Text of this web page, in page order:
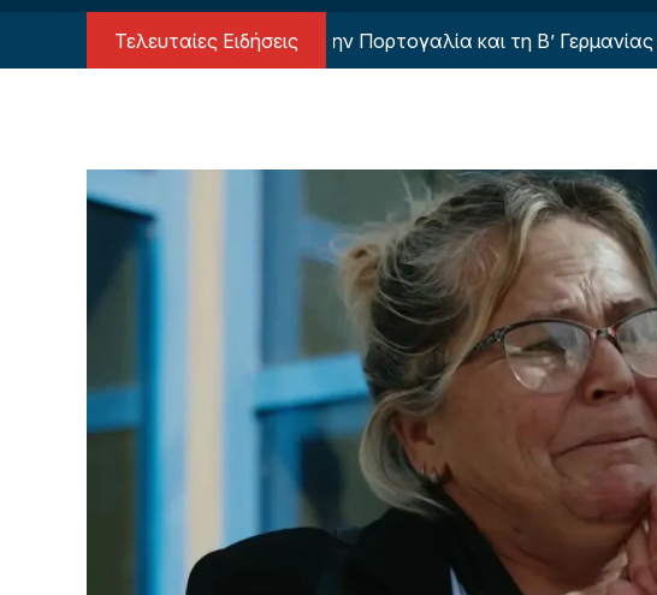
Τελευταίες Ειδήσεις
στην Ολλανδία, την Πορτογαλία και τη Β’ Γερμανίας με